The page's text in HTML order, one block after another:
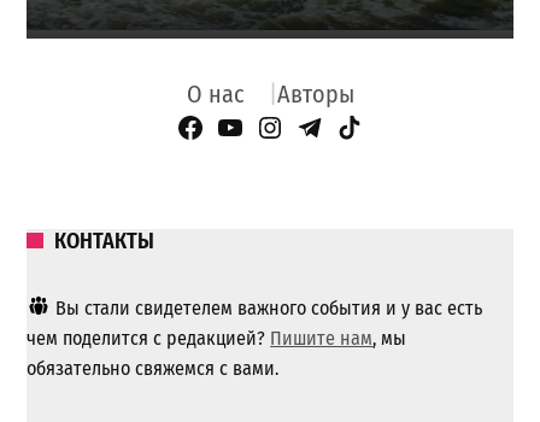
О нас Авторы
Facebook Page
YouTube
Instagram
Telegram
TikTok
КОНТАКТЫ
Вы стали свидетелем важного события и у вас есть
чем поделится с редакцией? Пишите нам, мы
обязательно свяжемся с вами.